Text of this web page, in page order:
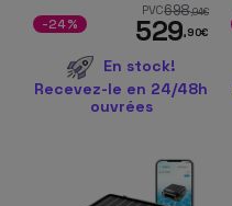
PVC698,94€
529,90€
-24%
En stock!
Recevez-le en 24/48h
ouvrées